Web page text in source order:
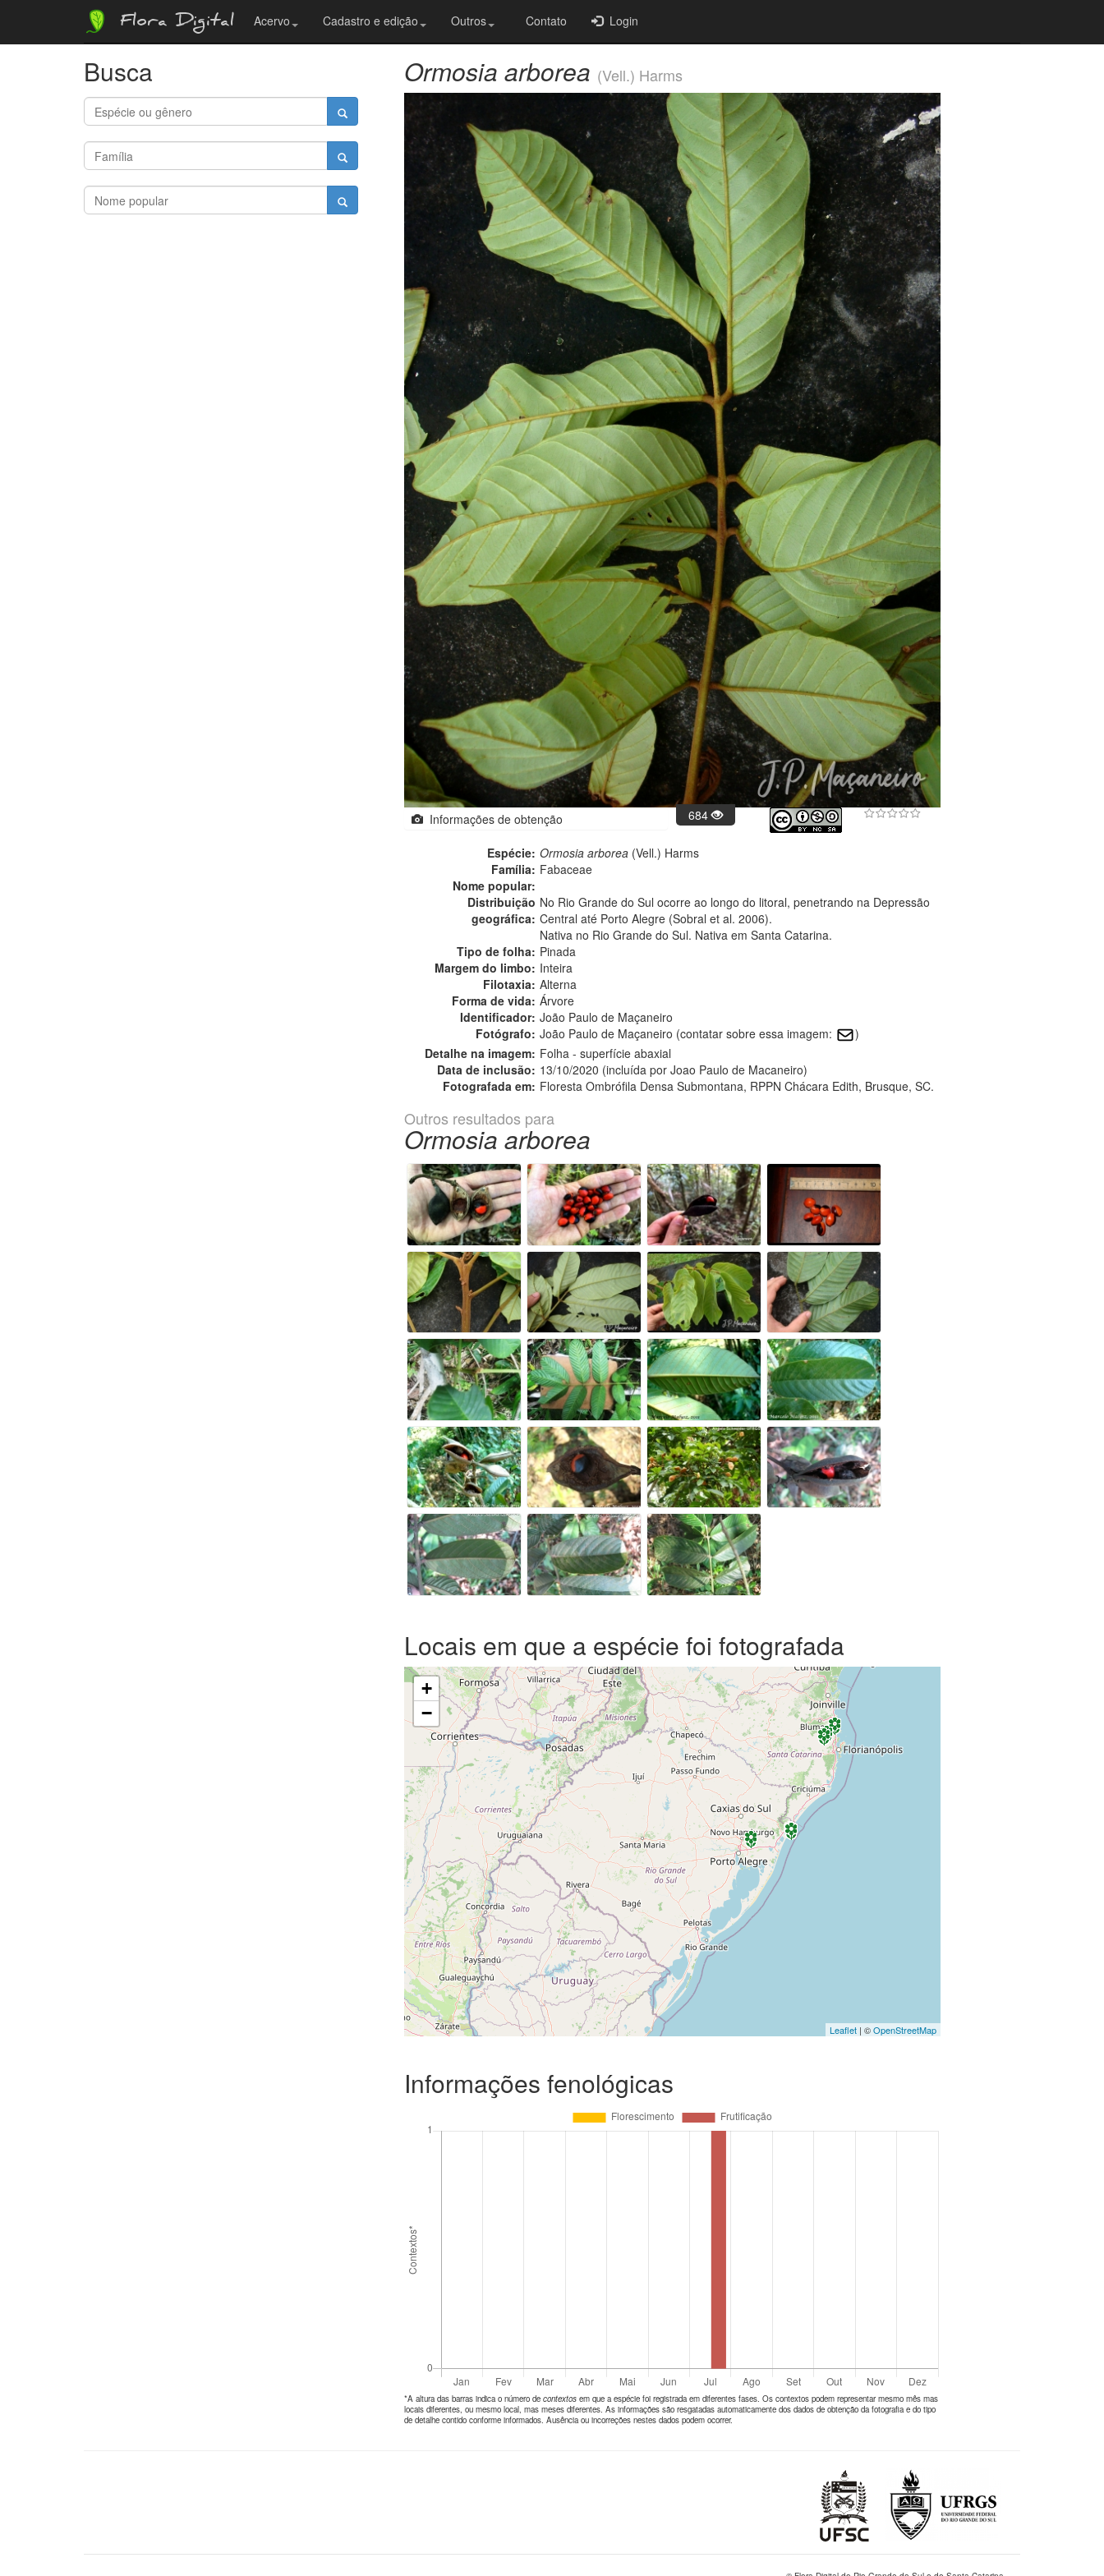
Flora Digital Acervo Cadastro e edição Outros Contato Login
Busca Ormosia arborea (Vell.) Harms
Informações de obtenção 684
Espécie: Ormosia arborea (Vell.) Harms
Família: Fabaceae
Nome popular:
Distribuição
geográfica:
No Rio Grande do Sul ocorre ao longo do litoral, penetrando na Depressão
Central até Porto Alegre (Sobral et al. 2006).
Nativa no Rio Grande do Sul. Nativa em Santa Catarina.
Tipo de folha: Pinada
Margem do limbo: Inteira
Filotaxia: Alterna
Forma de vida: Árvore
Identificador: João Paulo de Maçaneiro
Fotógrafo: João Paulo de Maçaneiro (contatar sobre essa imagem:
)
Detalhe na imagem: Folha - superfície abaxial
Data de inclusão: 13/10/2020 (incluída por Joao Paulo de Macaneiro)
Fotografada em: Floresta Ombrófila Densa Submontana, RPPN Chácara Edith, Brusque, SC.
Outros resultados para
Ormosia arborea
Locais em que a espécie foi fotografada
+
−
Leaflet| ©OpenStreetMap
Informações fenológicas
*A altura das barras indica o número de contextos em que a espécie foi registrada em diferentes fases. Os contextos podem representar mesmo mês mas
locais diferentes, ou mesmo local, mas meses diferentes. As informações são resgatadas automaticamente dos dados de obtenção da fotografia e do tipo
de detalhe contido conforme informados. Ausência ou incorreções nestes dados podem ocorrer.